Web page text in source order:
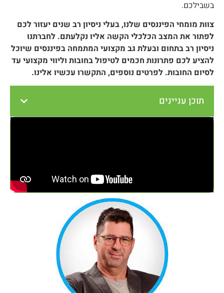
בשבילכם.
צוות מומחי הפיננסים שלנו, בעלי ניסיון רב שנים יעזור לכם
לפתור את המצב הכלכלי הקשה אליו נקלעתם. לחברתנו
ניסיון רב בתחום ובעלת גב מקצועי המתמחה בפיננסים שיוכל
להציע לכם פתרונות חכמים לטיפול בחובות וליווי מקצועי עד
לסיום החובות. לפרטים נוספים, התקשרו עכשיו אלינו.
תוכן עניינים